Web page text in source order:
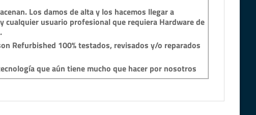
Los damos de alta y los hacemos llegar a
cualquier usuario profesional que requiera Hardware de
Refurbished 100% testados, revisados y/o reparados
que aún tiene mucho que hacer por nosotros